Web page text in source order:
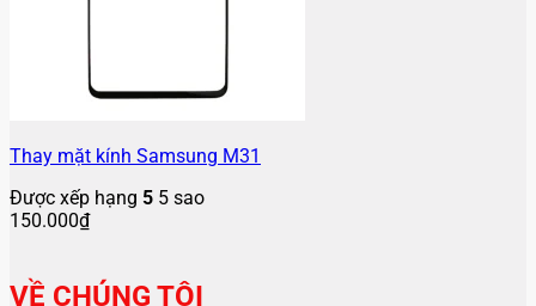
Thay mặt kính Samsung M31
Được xếp hạng 5 5 sao
150.000₫
VỀ CHÚNG TÔI